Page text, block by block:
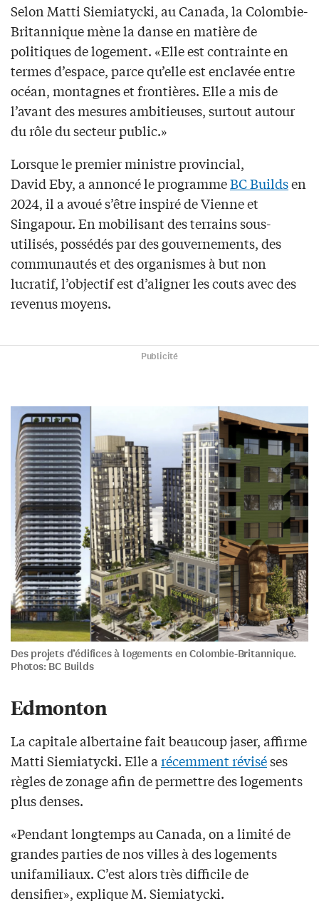
Selon Matti Siemiatycki, au Canada, la Colombie-
Britannique mène la danse en matière de
politiques de logement. «Elle est contrainte en
termes d’espace, parce qu’elle est enclavée entre
océan, montagnes et frontières. Elle a mis de
l’avant des mesures ambitieuses, surtout autour
du rôle du secteur public.»
Lorsque le premier ministre provincial,
David Eby, a annoncé le programmeBC Buildsen
2024, il a avoué s’être inspiré de Vienne et
Singapour. En mobilisant des terrains sous-
utilisés, possédés par des gouvernements, des
communautés et des organismes à but non
lucratif, l’objectif est d’aligner les couts avec des
revenus moyens.
Publicité
Des projets d’édifices à logements en Colombie-Britannique.
Photos: BC Builds
Edmonton
La capitale albertaine fait beaucoup jaser, affirme
Matti Siemiatycki. Elle a récemment réviséses
règles de zonage afin de permettre des logements
plus denses.
«Pendant longtemps au Canada, on a limité de
grandes parties de nos villes à des logements
unifamiliaux. C’est alors très difficile de
densifier», explique M. Siemiatycki.